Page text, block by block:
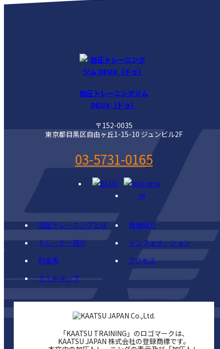
加圧トレーニングジム
DEUX［ドゥ］
〒152-0035
東京都目黒区自由ヶ丘1-15-10 ジュンビル2F
03-5731-0165
加圧トレーニングとは
設備紹介
トレーナー紹介
インフォメーション
料金表
アクセス
サイトマップ
「KAATSU TRAINING」のロゴマークは、
KAATSU JAPAN 株式会社の登録商標です。